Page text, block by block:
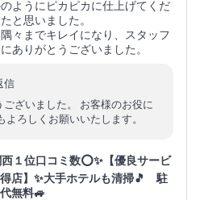
ようにピカピカに仕上げてくだ
と思いました。
々までキレイになり、スタッフ
ありがとうございました。
信
ざいました。 お客様のお役に
ろしくお願いいたします。
１位口コミ数⭕✨【優良サービ
得店】✨大手ホテルも清掃🎵 駐
無料🚙